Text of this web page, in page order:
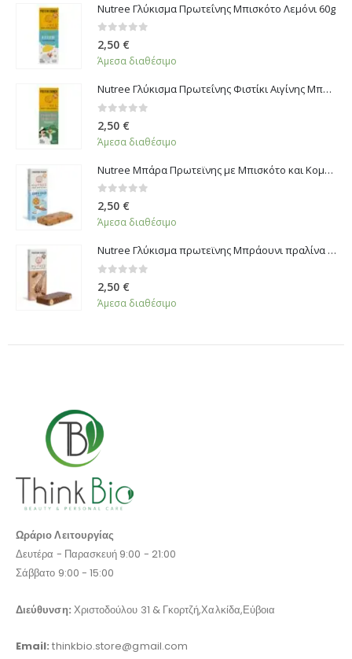
Nutree Γλύκισμα Πρωτεΐνης Μπισκότο Λεμόνι 60g
0 από 5
2,50 €
Άμεσα διαθέσιμο
Nutree Γλύκισμα Πρωτεΐνης Φιστίκι Αιγίνης Μπακλαβάς 60g
2,50 €
Άμεσα διαθέσιμο
Nutree Μπάρα Πρωτεϊνης με Μπισκότο και Κομμάτια Σοκολάτας 60gr
0 από 5
2,50 €
Άμεσα διαθέσιμο
Nutree Γλύκισμα πρωτεϊνης Μπράουνι πραλίνα 60g
2,50 €
Άμεσα διαθέσιμο
Ωράριο Λειτουργίας
Δευτέρα - Παρασκευή 9:00 - 21:00
Σάββατο 9:00 - 15:00
Διεύθυνση: Χριστοδούλου 31 & Γκορτζή,Χαλκίδα,Εύβοια
Email:thinkbio.store@gmail.com